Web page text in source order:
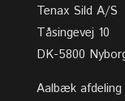
Tenax Sild A/S
Tåsingevej 10
DK-5800
Aalbæk afdeling